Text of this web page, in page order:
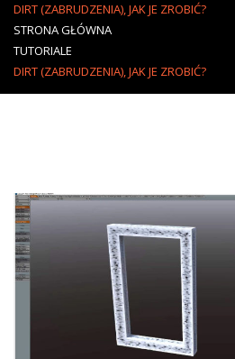
DIRT (ZABRUDZENIA), JAK JE ZROBIĆ?
STRONA GŁÓWNA
TUTORIALE
DIRT (ZABRUDZENIA), JAK JE ZROBIĆ?